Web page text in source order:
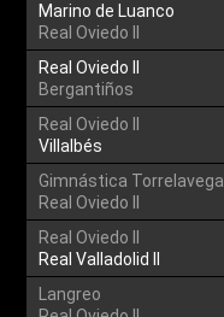
Marino de Luanco
Real Oviedo II
Real Oviedo II
Bergantiños
Real Oviedo II
Villalbés
Gimnástica Torrelavega
Real Oviedo II
Real Oviedo II
Real Valladolid II
Langreo